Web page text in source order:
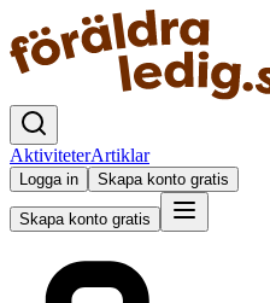
AktiviteterArtiklar
Logga in Skapa konto gratis
Skapa konto gratis